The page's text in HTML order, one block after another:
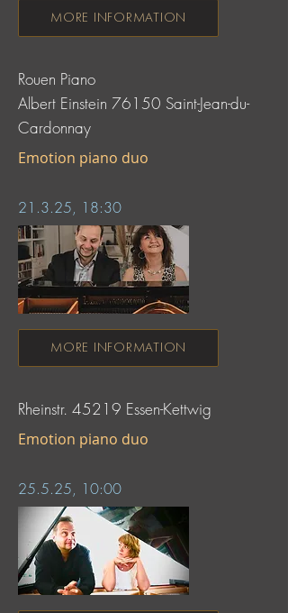
MORE INFORMATION
Rouen Piano
Albert Einstein 76150 Saint-Jean-du-
Cardonnay
Emotion piano duo
21.3.25, 18:30
MORE INFORMATION
Rheinstr. 45219 Essen-Kettwig
Emotion piano duo
25.5.25, 10:00